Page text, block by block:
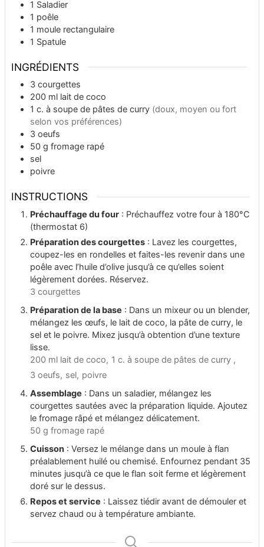
1 Saladier
1 poêle
1 moule rectangulaire
1 Spatule
INGRÉDIENTS
3 courgettes
200 ml lait de coco
1 c. à soupe de pâtes de curry (doux, moyen ou fort
selon vos préférences)
3 oeufs
50 g fromage rapé
sel
poivre
INSTRUCTIONS
Préchauffage du four : Préchauffez votre four à 180°C
(thermostat 6)
Préparation des courgettes : Lavez les courgettes,
coupez-les en rondelles et faites-les revenir dans une
poêle avec l’huile d’olive jusqu’à ce qu’elles soient
légèrement dorées. Réservez.
3 courgettes
Préparation de la base : Dans un mixeur ou un blender,
mélangez les œufs, le lait de coco, la pâte de curry, le
sel et le poivre. Mixez jusqu’à obtention d’une texture
lisse.
200 ml lait de coco, 1 c. à soupe de pâtes de curry ,
3 oeufs, sel, poivre
Assemblage : Dans un saladier, mélangez les
courgettes sautées avec la préparation liquide. Ajoutez
le fromage râpé et mélangez délicatement.
50 g fromage rapé
Cuisson : Versez le mélange dans un moule à flan
préalablement huilé ou chemisé. Enfournez pendant 35
minutes jusqu’à ce que le flan soit ferme et légèrement
doré sur le dessus.
Repos et service : Laissez tiédir avant de démouler et
servez chaud ou à température ambiante.